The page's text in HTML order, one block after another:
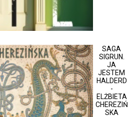
SAGA
SIGRUN.
JA
JESTEM
HALDERD
-
ELŻBIETA
CHEREZIŃ
SKA